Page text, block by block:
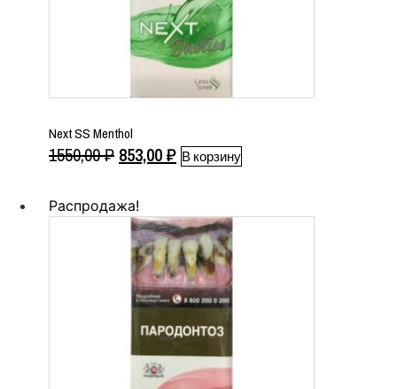
Next SS Menthol
1550,00₽ Первоначальная
составляла
1550,00 ₽.
853,00₽Текущая
В корзину
Распродажа!